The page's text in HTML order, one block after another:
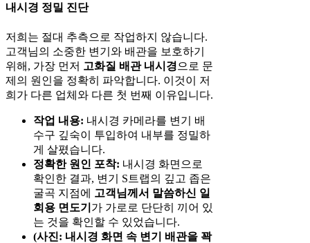
내시경 정밀 진단
저희는 절대 추측으로 작업하지 않습니다.
고객님의 소중한 변기와 배관을 보호하기
위해, 가장 먼저 고화질 배관 내시경으로 문
제의 원인을 정확히 파악합니다. 이것이 저
희가 다른 업체와 다른 첫 번째 이유입니다.
작업 내용: 내시경 카메라를 변기 배
수구 깊숙이 투입하여 내부를 정밀하
게 살폈습니다.
정확한 원인 포착: 내시경 화면으로
확인한 결과, 변기 S트랩의 깊고 좁은
굴곡 지점에 고객님께서 말씀하신 일
회용 면도기 가 가로로 단단히 끼어 있
는 것을 확인할 수 있었습니다.
(사진: 내시경 화면 속 변기 배관을 꽉